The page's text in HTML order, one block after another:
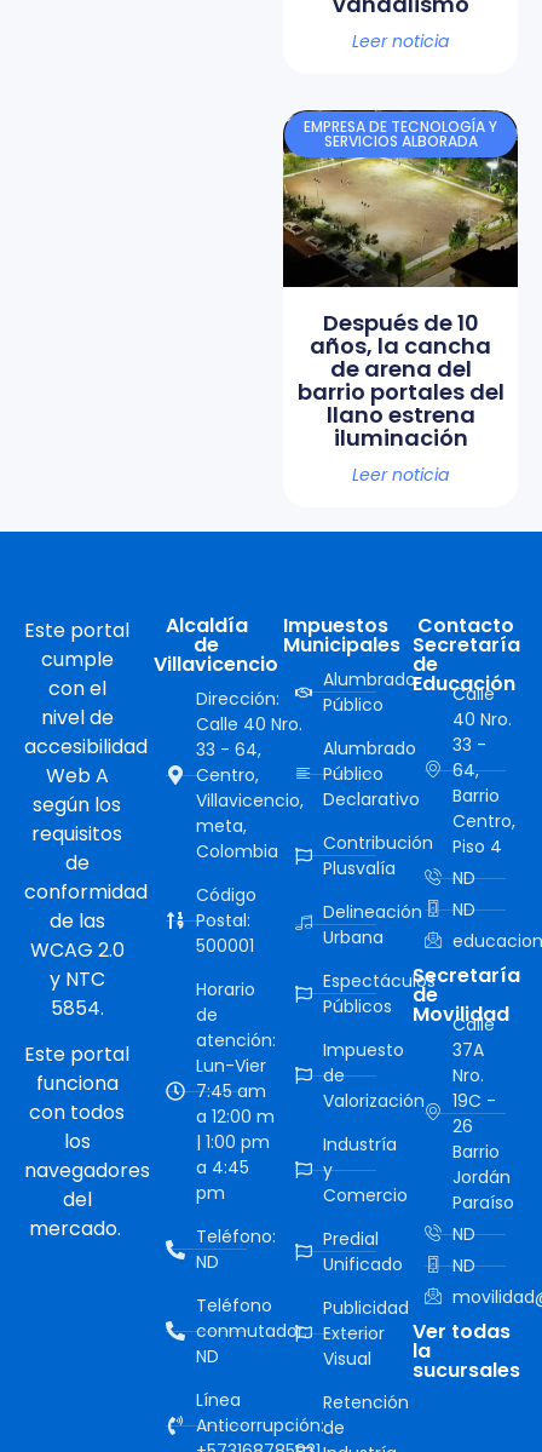
Leer noticia
EMPRESA DE TECNOLOGÍA Y
SERVICIOS ALBORADA
Después de 10
años, la cancha
de arena del
barrio portales del
llano estrena
iluminación
Leer noticia
Este portal
cumple
con el
nivel de
accesibilidad
Web A
según los
requisitos
de
conformidad
de las
WCAG 2.0
y NTC
5854.
Este portal
funciona
con todos
los
navegadores
del
mercado.
Alcaldía
de
Villavicencio
Dirección:
Calle 40 Nro.
33 - 64,
Centro,
Villavicencio,
meta,
Colombia
Código
Postal:
500001
Horario
de
atención:
Lun-Vier
7:45 am
a 12:00 m
| 1:00 pm
a 4:45
pm
Teléfono:
ND
Teléfono
conmutador:
ND
Línea
Anticorrupción:
Impuestos
Municipales
Alumbrado
Público
Alumbrado
Público
Declarativo
Contribución
Plusvalía
Delineación
Urbana
Espectáculos
Públicos
Impuesto
de
Valorización
Industría
y
Comercio
Predial
Unificado
Publicidad
Exterior
Visual
Retención
de
Contacto
Secretaría
de
Educación
Calle
40 Nro.
33 -
64,
Barrio
Centro,
Piso 4
ND
ND
Secretaría
de
Movilidad
Calle
37A
Nro.
19C -
26
Barrio
Jordán
Paraíso
ND
ND
Ver todas
la
sucursales